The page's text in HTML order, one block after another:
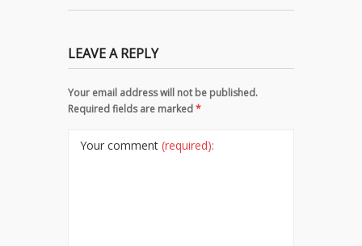
LEAVE A REPLY
Your email address will not be published.
Required fields are marked*
Your comment (required):